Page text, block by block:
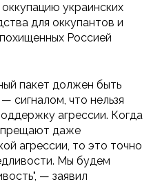
украинских
для оккупантов и
Россией
пакет должен быть
сигналом, что нельзя
агрессии. Когда
даже
агрессии, то это точно
Мы будем
— заявил